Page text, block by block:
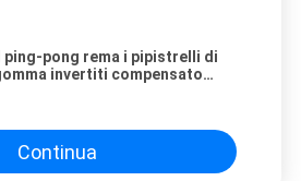
Il ping-pong rema i pipistrelli di
invertiti compensato
Continua